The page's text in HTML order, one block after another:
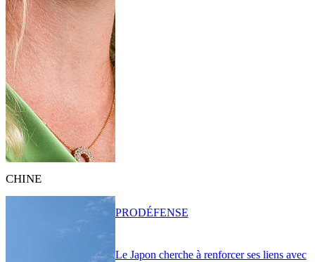
CHINE
Le Japon cherche à renforcer ses liens avec
PRODÉFENSE